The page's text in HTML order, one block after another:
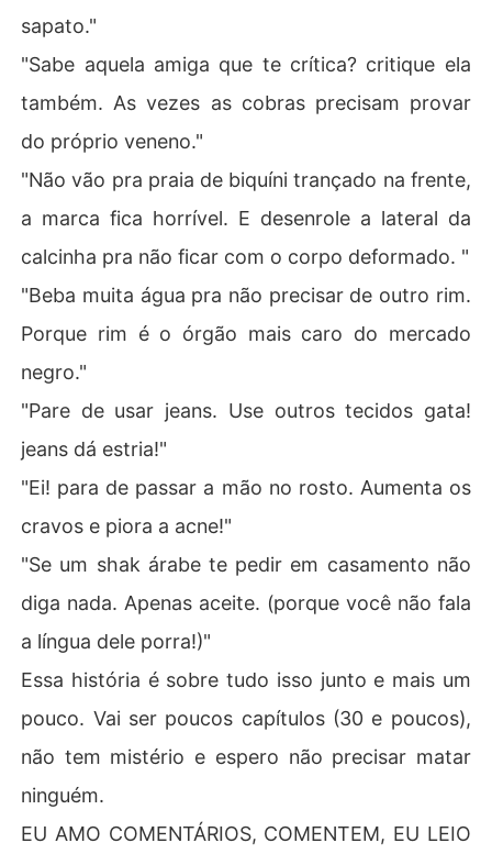
sapato."
"Sabe aquela amiga que te crítica? critique ela
também. As vezes as cobras precisam provar
do próprio veneno."
"Não vão pra praia de biquíni trançado na frente,
a marca fica horrível. E desenrole a lateral da
calcinha pra não ficar com o corpo deformado. "
"Beba muita água pra não precisar de outro rim.
Porque rim é o órgão mais caro do mercado
negro."
"Pare de usar jeans. Use outros tecidos gata!
jeans dá estria!"
"Ei! para de passar a mão no rosto. Aumenta os
cravos e piora a acne!"
"Se um shak árabe te pedir em casamento não
diga nada. Apenas aceite. (porque você não fala
a língua dele porra!)"
Essa história é sobre tudo isso junto e mais um
pouco. Vai ser poucos capítulos (30 e poucos),
não tem mistério e espero não precisar matar
ninguém.
EU AMO COMENTÁRIOS, COMENTEM, EU LEIO